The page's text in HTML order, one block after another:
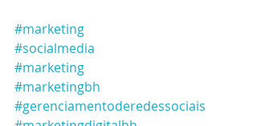
#marketing
#socialmedia
#marketing
#marketingbh
#gerenciamentoderedessociais